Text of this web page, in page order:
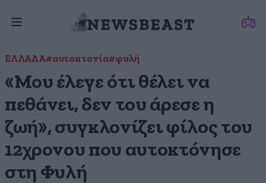
ΕΛΛΑΔΑ#αυτοκτονία#φυλή
«Μου έλεγε ότι θέλει να
πεθάνει, δεν του άρεσε η
ζωή», συγκλονίζει φίλος του
12χρονου που αυτοκτόνησε
στη Φυλή